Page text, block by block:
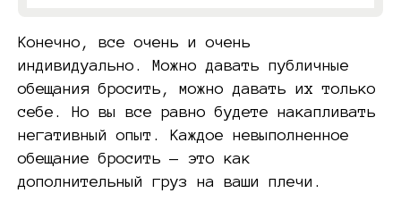
Конечно, все очень и очень
индивидуально. Можно давать публичные
обещания бросить, можно давать их только
себе. Но вы все равно будете накапливать
негативный опыт. Каждое невыполненное
обещание бросить — это как
дополнительный груз на ваши плечи.